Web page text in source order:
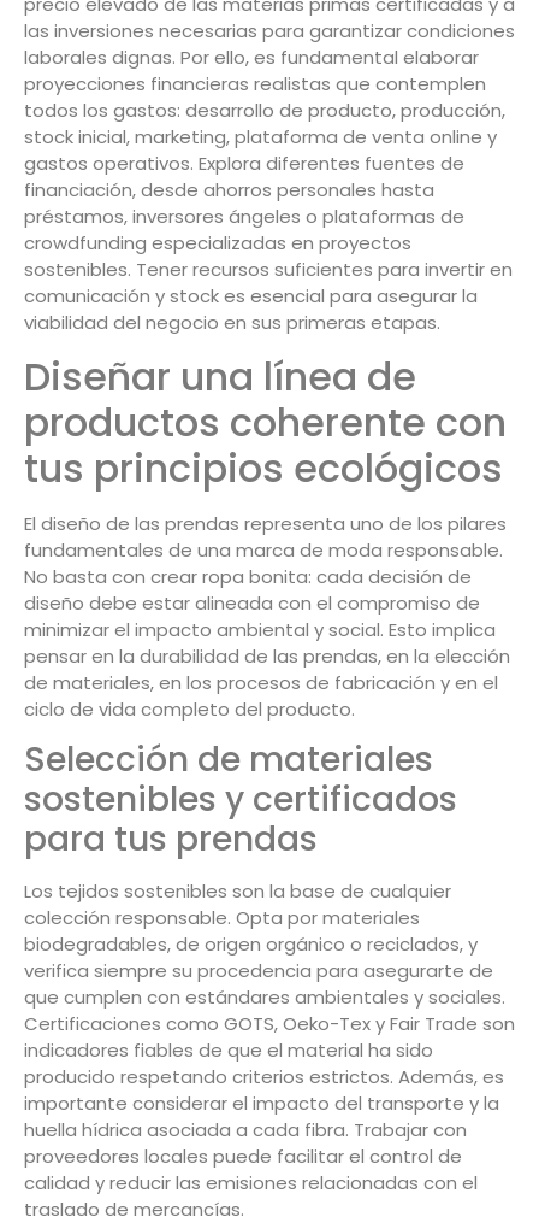
las inversiones necesarias para garantizar condiciones
laborales dignas. Por ello, es fundamental elaborar
proyecciones financieras realistas que contemplen
todos los gastos: desarrollo de producto, producción,
stock inicial, marketing, plataforma de venta online y
gastos operativos. Explora diferentes fuentes de
financiación, desde ahorros personales hasta
préstamos, inversores ángeles o plataformas de
crowdfunding especializadas en proyectos
sostenibles. Tener recursos suficientes para invertir en
comunicación y stock es esencial para asegurar la
viabilidad del negocio en sus primeras etapas.
Diseñar una línea de
productos coherente con
tus principios ecológicos
El diseño de las prendas representa uno de los pilares
fundamentales de una marca de moda responsable.
No basta con crear ropa bonita: cada decisión de
diseño debe estar alineada con el compromiso de
minimizar el impacto ambiental y social. Esto implica
pensar en la durabilidad de las prendas, en la elección
de materiales, en los procesos de fabricación y en el
ciclo de vida completo del producto.
Selección de materiales
sostenibles y certificados
para tus prendas
Los tejidos sostenibles son la base de cualquier
colección responsable. Opta por materiales
biodegradables, de origen orgánico o reciclados, y
verifica siempre su procedencia para asegurarte de
que cumplen con estándares ambientales y sociales.
Certificaciones como GOTS, Oeko-Tex y Fair Trade son
indicadores fiables de que el material ha sido
producido respetando criterios estrictos. Además, es
importante considerar el impacto del transporte y la
huella hídrica asociada a cada fibra. Trabajar con
proveedores locales puede facilitar el control de
calidad y reducir las emisiones relacionadas con el
traslado de mercancías.